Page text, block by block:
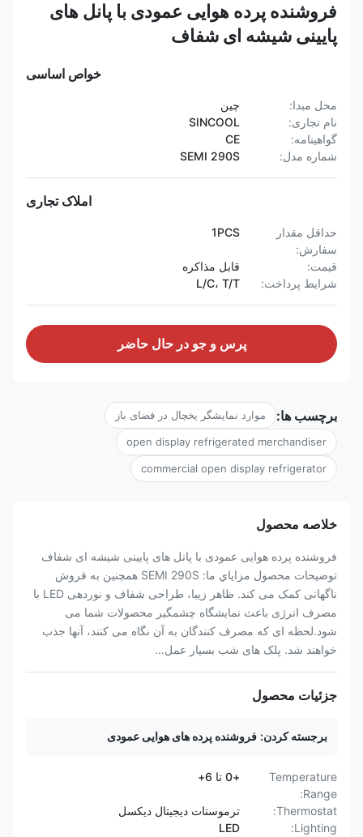
فروشنده پرده هوایی عمودی با پانل های
پایینی شیشه ای شفاف
خواص اساسی
محل مبدا:
چین
نام تجاری:
SINCOOL
گواهینامه:
CE
شماره مدل:
SEMI 290S
املاک تجاری
حداقل مقدار
سفارش:
1PCS
قیمت:
قابل مذاکره
شرایط پرداخت:
L/C، T/T
پرس و جو در حال حاضر
برچسب ها: موارد نمایشگر یخچال در فضای باز
open display refrigerated merchandiser
commercial open display refrigerator
خلاصه محصول
فروشنده پرده هوایی عمودی با پانل های پایینی شیشه ای شفاف
توضیحات محصول مزاياي ما: SEMI 290S همچنین به فروش
ناگهانی کمک می کند. ظاهر زیبا، طراحی شفاف و نوردهی LED با
مصرف انرژی باعث نمایشگاه چشمگیر محصولات شما می
شود.لحظه ای که مصرف کنندگان به آن نگاه می کنند، آنها جذب
خواهند شد. پلک های شب بسیار عمل...
جزئیات محصول
برجسته کردن: فروشنده پرده های هوایی عمودی
Temperature
Range:
+0 تا 6+
Thermostat:
ترموستات دیجیتال دیکسل
Lighting:
LED